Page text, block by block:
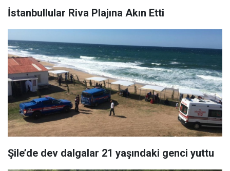
İstanbullular Riva Plajına Akın Etti
Şile’de dev dalgalar 21 yaşındaki genci yuttu